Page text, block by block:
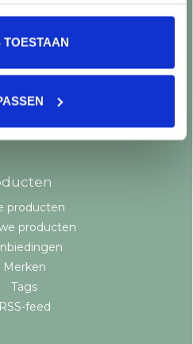
TOESTAAN
vragen
TegelStore.nl
voorwaarden
Policy
producten
producten
Merken
Tags
RSS-feed